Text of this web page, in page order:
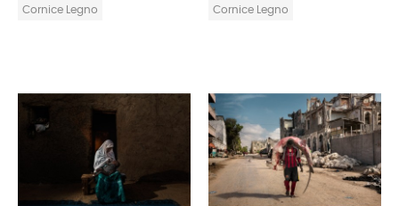
Cornice Legno Cornice Legno